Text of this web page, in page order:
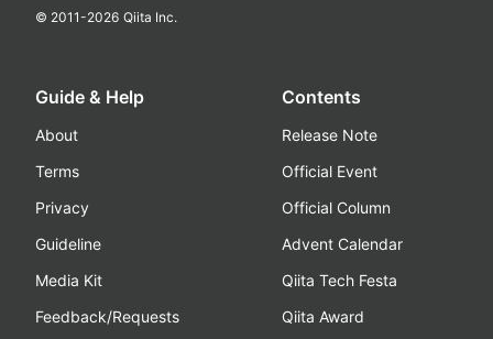
© 2011-2026 Qiita Inc.
Guide & Help
About
Terms
Privacy
Guideline
Media Kit
Feedback/Requests
Contents
Release Note
Official Event
Official Column
Advent Calendar
Qiita Tech Festa
Qiita Award